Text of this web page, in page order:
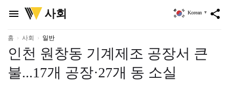
menu
위
키
리
사회 share
Korean ▼
홈 사회 일반
인천 원창동 기계제조 공장서 큰
불...17개 공장·27개 동 소실